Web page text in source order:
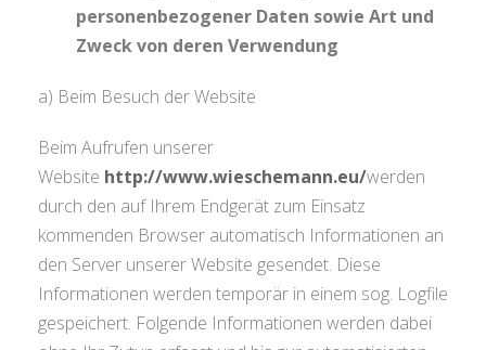
personenbezogener Daten sowie Art und
Zweck von deren Verwendung
a) Beim Besuch der Website
Beim Aufrufen unserer
Website http://www.wieschemann.eu/werden
durch den auf Ihrem Endgerät zum Einsatz
kommenden Browser automatisch Informationen an
den Server unserer Website gesendet. Diese
Informationen werden temporär in einem sog. Logfile
gespeichert. Folgende Informationen werden dabei